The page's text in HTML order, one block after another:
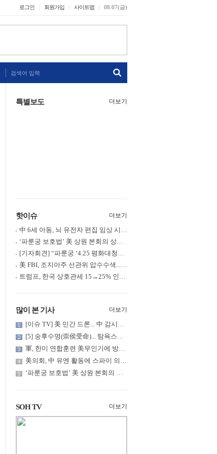
로그인 회원가입 사이트맵 08.07(금)
검색어 입력
특별보도 더보기
핫이슈 더보기
中 6세 아동, 뇌 유전자 편집 임상 시험 중 사망... 의료진 1년간 ....
‘파룬궁 보호법’ 美 상원 본회의 상정... 최종 입법 ‘초읽기’
[기자회견] “파룬궁 ‘4.25 평화대청원’ 기념 & 중공의 션윈 공연 .....
美 FBI, 조지아주 선관위 압수수색... 트럼프 “부정선거 증거 확보....
트럼프, 한국 상호관세 15→25% 인상... “韓 국회 무력합의 미비준”....
많이 본 기사 더보기
[이슈 TV] 美 민간 드론... 中 감시망 뚫고 군함 근접 촬영
[5] 숭후수명(崇侯受命)... 탐욕스러운 북백후, 정벌의 기치를 올.....
軍, 한미 연합훈련 美무인기에 방공태세 발령... 왜?
美의회, 中 유엔 활동에 스파이 의혹 제기
‘파룬궁 보호법’ 美 상원 본회의 상정... 최종 입법 ‘초읽기’
SOH TV 더보기